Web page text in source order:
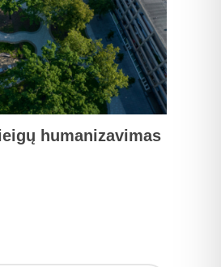
humanizavimas